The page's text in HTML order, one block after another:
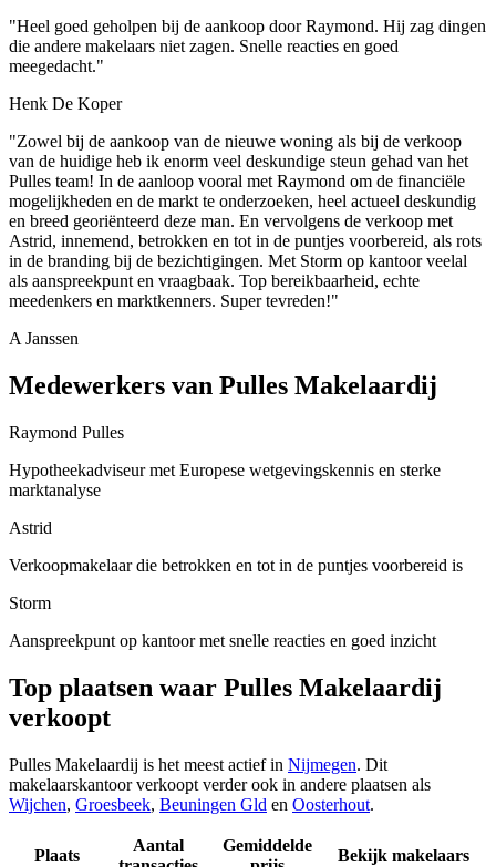
"Heel goed geholpen bij de aankoop door Raymond. Hij zag dingen
die andere makelaars niet zagen. Snelle reacties en goed
meegedacht."
Henk De Koper
"Zowel bij de aankoop van de nieuwe woning als bij de verkoop
van de huidige heb ik enorm veel deskundige steun gehad van het
Pulles team! In de aanloop vooral met Raymond om de financiële
mogelijkheden en de markt te onderzoeken, heel actueel deskundig
en breed georiënteerd deze man. En vervolgens de verkoop met
Astrid, innemend, betrokken en tot in de puntjes voorbereid, als rots
in de branding bij de bezichtigingen. Met Storm op kantoor veelal
als aanspreekpunt en vraagbaak. Top bereikbaarheid, echte
meedenkers en marktkenners. Super tevreden!"
A Janssen
Medewerkers van Pulles Makelaardij
Raymond Pulles
Hypotheekadviseur met Europese wetgevingskennis en sterke
marktanalyse
Astrid
Verkoopmakelaar die betrokken en tot in de puntjes voorbereid is
Storm
Aanspreekpunt op kantoor met snelle reacties en goed inzicht
Top plaatsen waar Pulles Makelaardij
verkoopt
Pulles Makelaardij is het meest actief in Nijmegen. Dit
makelaarskantoor verkoopt verder ook in andere plaatsen als
Wijchen, Groesbeek, Beuningen Gld en Oosterhout.
Plaats
Aantal
Gemiddelde
Bekijk makelaars